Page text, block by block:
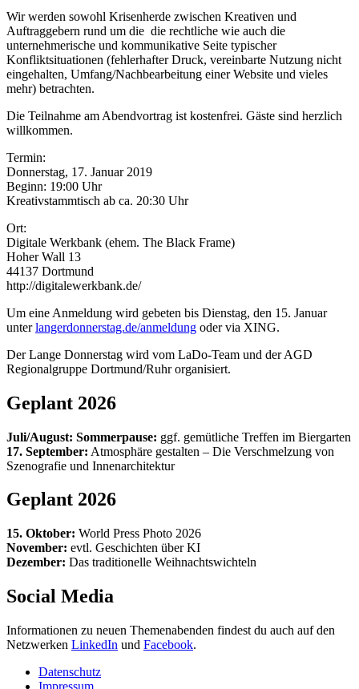
Wir werden sowohl Krisenherde zwischen Kreativen und
Auftraggebern rund um die die rechtliche wie auch die
unternehmerische und kommunikative Seite typischer
Konfliktsituationen (fehlerhafter Druck, vereinbarte Nutzung nicht
eingehalten, Umfang/Nachbearbeitung einer Website und vieles
mehr) betrachten.
Die Teilnahme am Abendvortrag ist kostenfrei. Gäste sind herzlich
willkommen.
Termin:
Donnerstag, 17. Januar 2019
Beginn: 19:00 Uhr
Kreativstammtisch ab ca. 20:30 Uhr
Ort:
Digitale Werkbank (ehem. The Black Frame)
Hoher Wall 13
44137 Dortmund
http://digitalewerkbank.de/
Um eine Anmeldung wird gebeten bis Dienstag, den 15. Januar
unterlangerdonnerstag.de/anmeldung oder via XING.
Der Lange Donnerstag wird vom LaDo-Team und der AGD
Regionalgruppe Dortmund/Ruhr organisiert.
Geplant 2026
Juli/August: Sommerpause: ggf. gemütliche Treffen im Biergarten
17. September: Atmosphäre gestalten – Die Verschmelzung von
Szenografie und Innenarchitektur
Geplant 2026
15. Oktober: World Press Photo 2026
November: evtl. Geschichten über KI
Dezember: Das traditionelle Weihnachtswichteln
Social Media
Informationen zu neuen Themenabenden findest du auch auf den
Netzwerken LinkedIn und Facebook.
Datenschutz